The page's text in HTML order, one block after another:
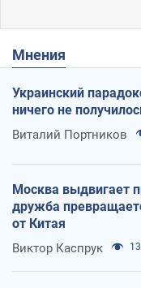
Мнения
Украинский
ничего не
Виталий Портников
Москва выдвигает
дружба
от Китая
Виктор Каспрук